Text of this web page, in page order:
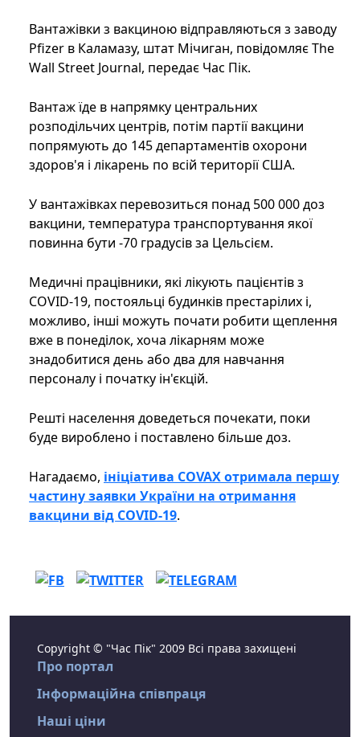
Вантажівки з вакциною відправляються з заводу
Pfizer в Каламазу, штат Мічиган, повідомляє The
Wall Street Journal, передає Час Пік.
Вантаж їде в напрямку центральних
розподільчих центрів, потім партії вакцини
попрямують до 145 департаментів охорони
здоров'я і лікарень по всій території США.
У вантажівках перевозиться понад 500 000 доз
вакцини, температура транспортування якої
повинна бути -70 градусів за Цельсієм.
Медичні працівники, які лікують пацієнтів з
COVID-19, постояльці будинків престарілих і,
можливо, інші можуть почати робити щеплення
вже в понеділок, хоча лікарням може
знадобитися день або два для навчання
персоналу і початку ін'єкцій.
Решті населення доведеться почекати, поки
буде вироблено і поставлено більше доз.
Нагадаємо, ініціатива COVAX отримала першу
частину заявки України на отримання
вакцини від COVID-19.
Copyright © "Час Пік" 2009 Всі права захищені
Про портал
Інформаційна співпраця
Наші ціни